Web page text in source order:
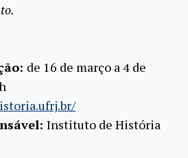
de 16 de março a 4 de
Instituto de História